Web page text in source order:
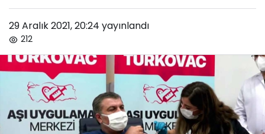
29 Aralık 2021, 20:24 yayınlandı
212